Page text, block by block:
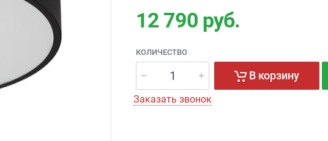
12 790 руб.
КОЛИЧЕСТВО
В корзину
Заказать звонок